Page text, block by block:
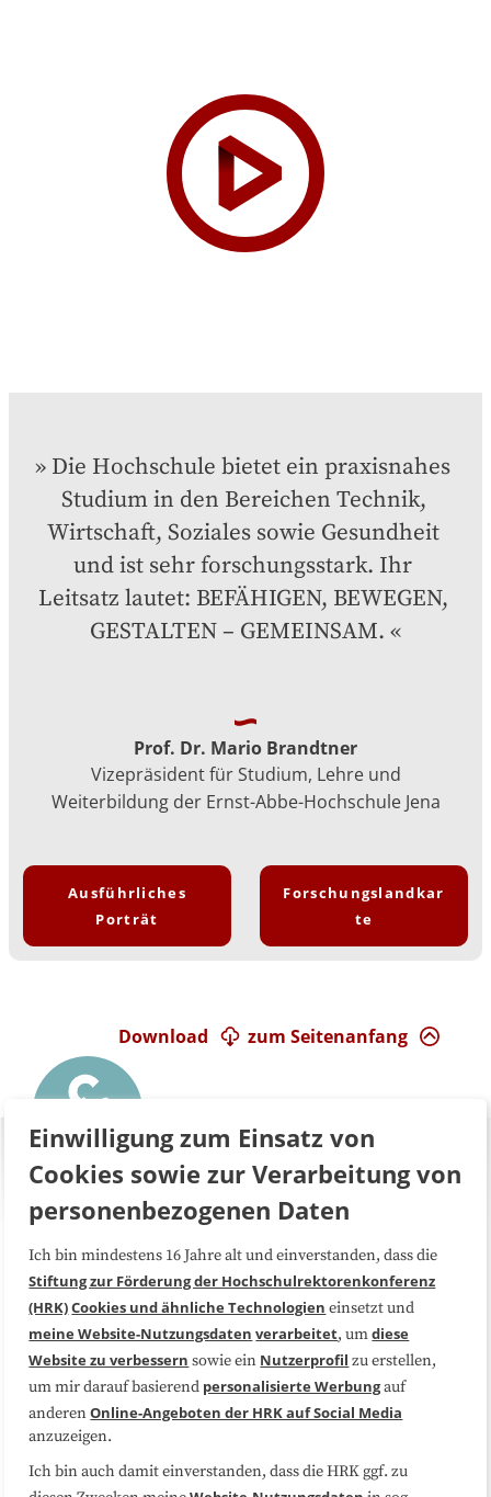
Die Hochschule bietet ein praxisnahes
Studium in den Bereichen Technik,
Wirtschaft, Soziales sowie Gesundheit
und ist sehr forschungsstark. Ihr
Leitsatz lautet: BEFÄHIGEN, BEWEGEN,
GESTALTEN – GEMEINSAM.
Prof. Dr. Mario Brandtner
Vizepräsident für Studium, Lehre und
Weiterbildung der Ernst-Abbe-Hochschule Jena
Ausführliches
Porträt
Forschungslandkar
te
zum Seitenanfang
Download
Über uns FAQ
Medienarbeit Kooperationen
Datenschutzerklärung Impressum
Sitemap
Einwilligung zum Einsatz von
Cookies sowie zur Verarbeitung von
personenbezogenen Daten
Ich bin mindestens 16 Jahre alt und einverstanden, dass die
Stiftung zur Förderung der Hochschulrektorenkonferenz
(HRK)Cookies und ähnliche Technologien einsetzt und
meine Website-Nutzungsdaten verarbeitet, umdiese
Website zu verbessern sowie ein Nutzerprofil zu erstellen,
um mir darauf basierend personalisierte Werbungauf
anderenOnline-Angeboten der HRK auf Social Media
anzuzeigen.
Ich bin auch damit einverstanden, dass die HRK ggf. zu